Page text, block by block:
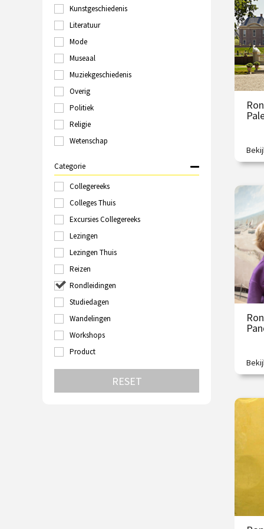
Groningen
Haarlem
Kampen
Kopenhagen
Leeuwarden
Leiden
Londen
Online
Polen
Rotterdam
Schiedam
Sittard
Tallinn
Turkije
Utrecht
Wenen
Zutphen
Kunstgeschiedenis
Literatuur
Mode
Museaal
Muziekgeschiedenis
Overig
Politiek
Religie
Wetenschap
Categorie
Collegereeks
Colleges Thuis
Excursies Collegereeks
Lezingen
Lezingen Thuis
Reizen
Rondleidingen
Studiedagen
Wandelingen
Workshops
Product
RESET